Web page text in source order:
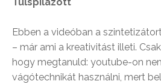
Túlspilázott
Ebben a videóban a
– már ami a kreativitást illeti.
hogy megtanuld: youtube-on
vágótechnikát használni, mert